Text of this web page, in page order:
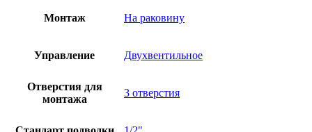
Монтаж На раковину
Управление Двухвентильное
Отверстия для
монтажа
3 отверстия